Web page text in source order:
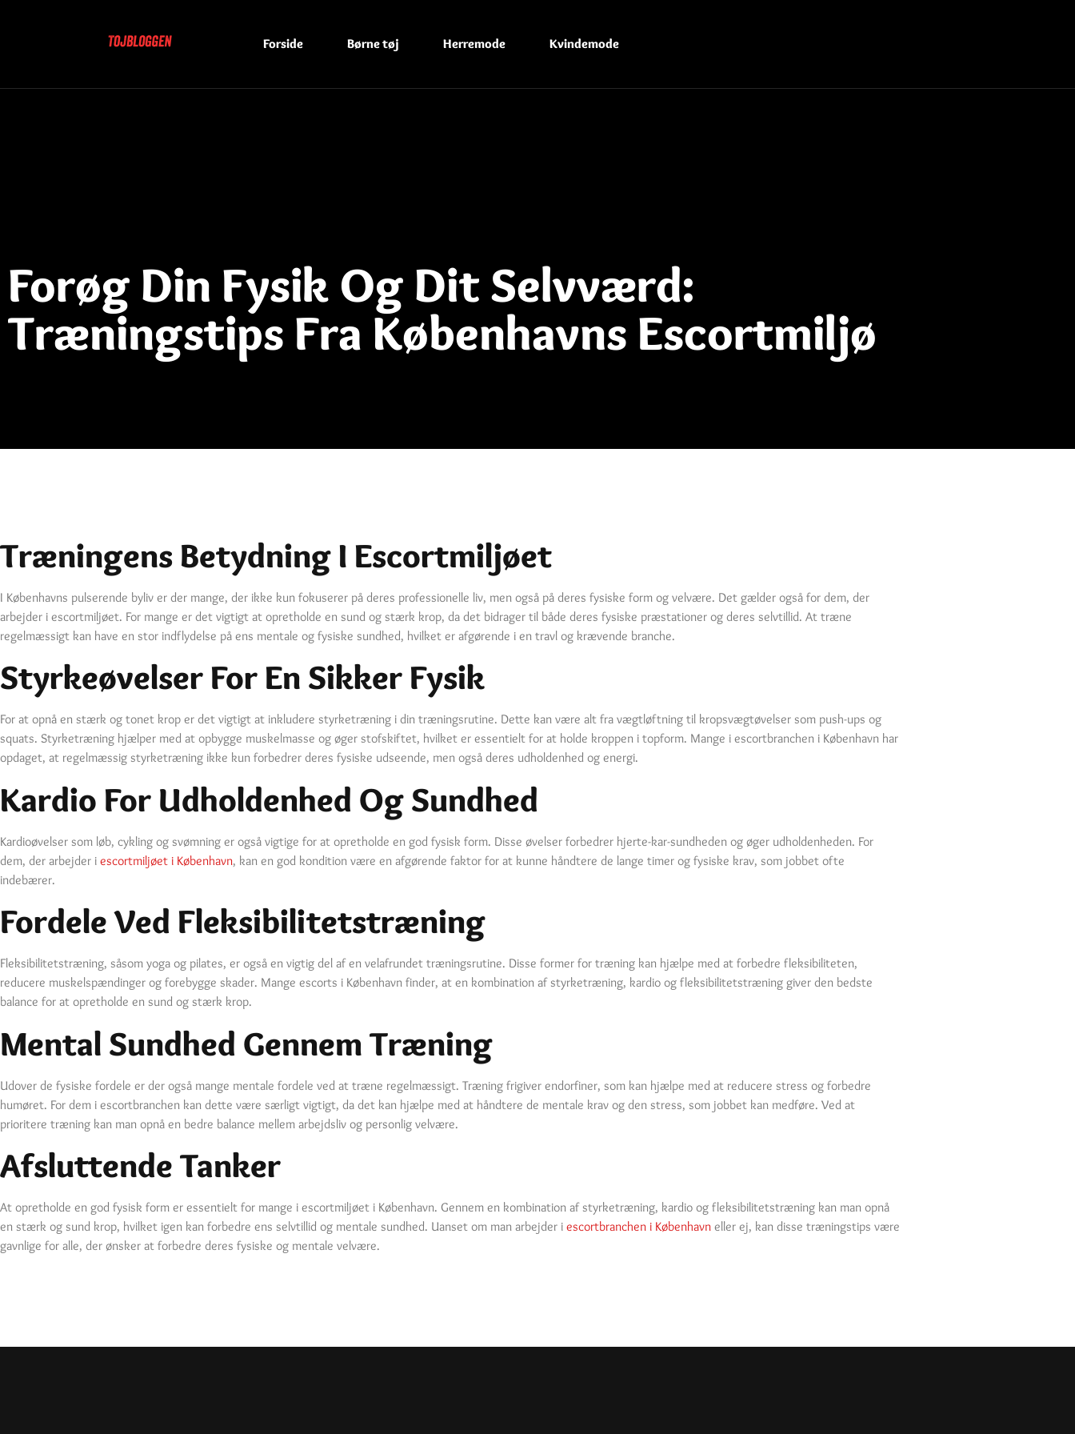
Forside Børne tøj Herremode Kvindemode
Forøg Din Fysik Og Dit Selvværd:
Træningstips Fra Københavns Escortmiljø
Træningens Betydning I Escortmiljøet
I Københavns pulserende byliv er der mange, der ikke kun fokuserer på deres professionelle liv, men også på deres fysiske form og velvære. Det gælder også for dem, der
arbejder i escortmiljøet. For mange er det vigtigt at opretholde en sund og stærk krop, da det bidrager til både deres fysiske præstationer og deres selvtillid. At træne
regelmæssigt kan have en stor indflydelse på ens mentale og fysiske sundhed, hvilket er afgørende i en travl og krævende branche.
Styrkeøvelser For En Sikker Fysik
For at opnå en stærk og tonet krop er det vigtigt at inkludere styrketræning i din træningsrutine. Dette kan være alt fra vægtløftning til kropsvægtøvelser som push-ups og
squats. Styrketræning hjælper med at opbygge muskelmasse og øger stofskiftet, hvilket er essentielt for at holde kroppen i topform. Mange i escortbranchen i København har
opdaget, at regelmæssig styrketræning ikke kun forbedrer deres fysiske udseende, men også deres udholdenhed og energi.
Kardio For Udholdenhed Og Sundhed
Kardioøvelser som løb, cykling og svømning er også vigtige for at opretholde en god fysisk form. Disse øvelser forbedrer hjerte-kar-sundheden og øger udholdenheden. For
dem, der arbejder i escortmiljøet i København, kan en god kondition være en afgørende faktor for at kunne håndtere de lange timer og fysiske krav, som jobbet ofte
indebærer.
Fordele Ved Fleksibilitetstræning
Fleksibilitetstræning, såsom yoga og pilates, er også en vigtig del af en velafrundet træningsrutine. Disse former for træning kan hjælpe med at forbedre fleksibiliteten,
reducere muskelspændinger og forebygge skader. Mange escorts i København finder, at en kombination af styrketræning, kardio og fleksibilitetstræning giver den bedste
balance for at opretholde en sund og stærk krop.
Mental Sundhed Gennem Træning
Udover de fysiske fordele er der også mange mentale fordele ved at træne regelmæssigt. Træning frigiver endorfiner, som kan hjælpe med at reducere stress og forbedre
humøret. For dem i escortbranchen kan dette være særligt vigtigt, da det kan hjælpe med at håndtere de mentale krav og den stress, som jobbet kan medføre. Ved at
prioritere træning kan man opnå en bedre balance mellem arbejdsliv og personlig velvære.
Afsluttende Tanker
At opretholde en god fysisk form er essentielt for mange i escortmiljøet i København. Gennem en kombination af styrketræning, kardio og fleksibilitetstræning kan man opnå
en stærk og sund krop, hvilket igen kan forbedre ens selvtillid og mentale sundhed. Uanset om man arbejder i escortbranchen i København eller ej, kan disse træningstips være
gavnlige for alle, der ønsker at forbedre deres fysiske og mentale velvære.